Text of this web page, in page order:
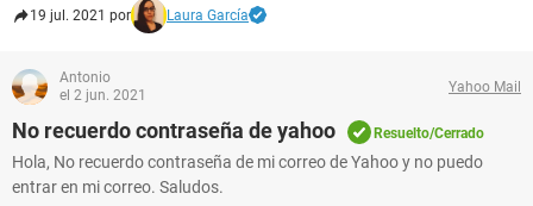
19 jul. 2021 por Laura García
Antonio
el 2 jun. 2021
Yahoo Mail
No recuerdo contraseña de yahoo Resuelto/Cerrado
Hola, No recuerdo contraseña de mi correo de Yahoo y no puedo
entrar en mi correo. Saludos.